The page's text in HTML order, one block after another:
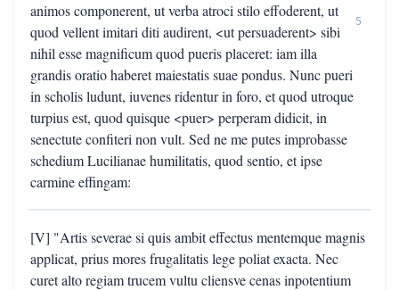
animos componerent, ut verba atroci stilo effoderent, ut
quod vellent imitari diti audirent, <ut persuaderent> sibi
nihil esse magnificum quod pueris placeret: iam illa
grandis oratio haberet maiestatis suae pondus. Nunc pueri
in scholis ludunt, iuvenes ridentur in foro, et quod utroque
turpius est, quod quisque <puer> perperam didicit, in
senectute confiteri non vult. Sed ne me putes improbasse
schedium Lucilianae humilitatis, quod sentio, et ipse
carmine effingam:
5
[V] "Artis severae si quis ambit effectus mentemque magnis
applicat, prius mores frugalitatis lege poliat exacta. Nec
curet alto regiam trucem vultu cliensve cenas inpotentium